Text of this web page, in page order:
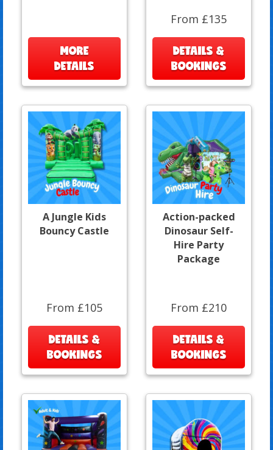
MORE
DETAILS
From £135
DETAILS &
BOOKINGS
A Jungle Kids
Bouncy Castle
From £105
DETAILS &
BOOKINGS
Action-packed
Dinosaur Self-
Hire Party
Package
From £210
DETAILS &
BOOKINGS